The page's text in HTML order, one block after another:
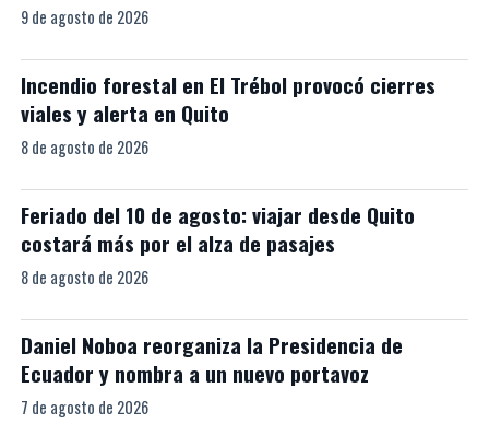
9 de agosto de 2026
Incendio forestal en El Trébol provocó cierres
viales y alerta en Quito
8 de agosto de 2026
Feriado del 10 de agosto: viajar desde Quito
costará más por el alza de pasajes
8 de agosto de 2026
Daniel Noboa reorganiza la Presidencia de
Ecuador y nombra a un nuevo portavoz
7 de agosto de 2026